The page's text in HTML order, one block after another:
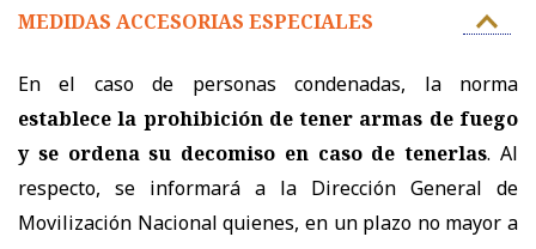
MEDIDAS ACCESORIAS ESPECIALES
En el caso de personas condenadas, la norma
establece la prohibición de tener armas de fuego
y se ordena su decomiso en caso de tenerlas. Al
respecto, se informará a la Dirección General de
Movilización Nacional quienes, en un plazo no mayor a